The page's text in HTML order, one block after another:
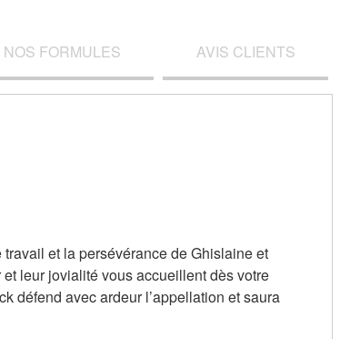
NOS FORMULES AVIS CLIENTS
et la persévérance de Ghislaine et
leur jovialité vous accueillent dès votre
défend avec ardeur l’appellation et saura